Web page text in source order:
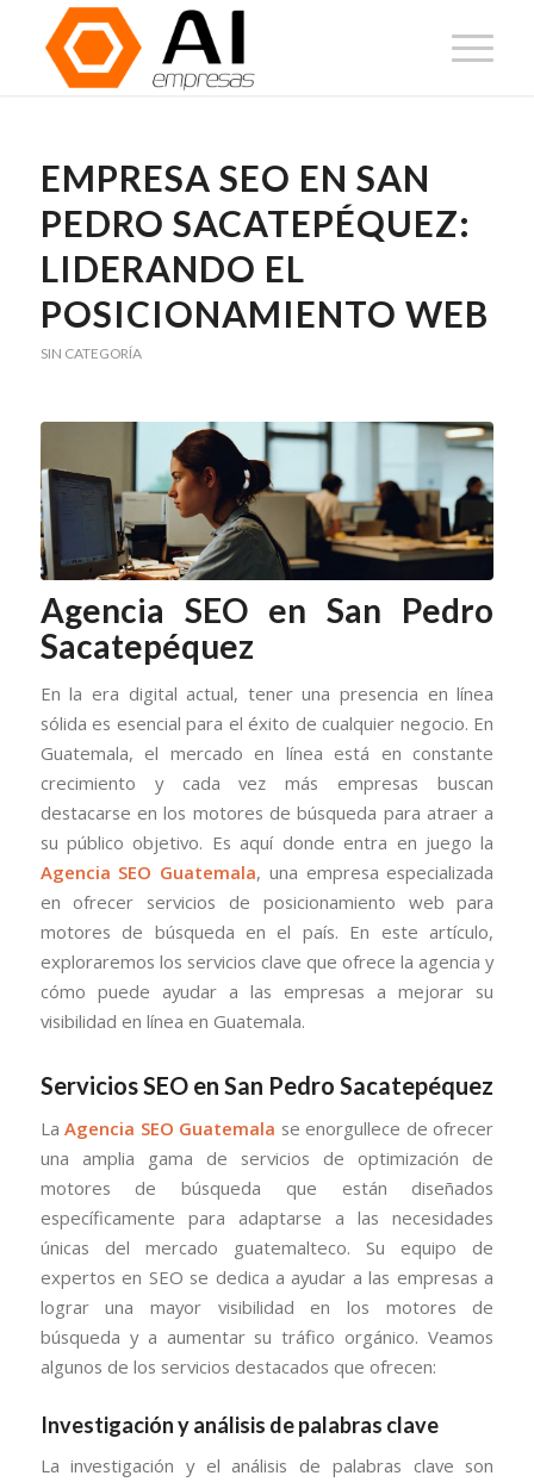
EMPRESA SEO EN SAN
PEDRO SACATEPÉQUEZ:
LIDERANDO EL
POSICIONAMIENTO WEB
SIN CATEGORÍA
Agencia SEO en San Pedro
Sacatepéquez
En la era digital actual, tener una presencia en línea
sólida es esencial para el éxito de cualquier negocio. En
Guatemala, el mercado en línea está en constante
crecimiento y cada vez más empresas buscan
destacarse en los motores de búsqueda para atraer a
su público objetivo. Es aquí donde entra en juego la
Agencia SEO Guatemala, una empresa especializada
en ofrecer servicios de posicionamiento web para
motores de búsqueda en el país. En este artículo,
exploraremos los servicios clave que ofrece la agencia y
cómo puede ayudar a las empresas a mejorar su
visibilidad en línea en Guatemala.
Servicios SEO en San Pedro Sacatepéquez
LaAgencia SEO Guatemala se enorgullece de ofrecer
una amplia gama de servicios de optimización de
motores de búsqueda que están diseñados
específicamente para adaptarse a las necesidades
únicas del mercado guatemalteco. Su equipo de
expertos en SEO se dedica a ayudar a las empresas a
lograr una mayor visibilidad en los motores de
búsqueda y a aumentar su tráfico orgánico. Veamos
algunos de los servicios destacados que ofrecen:
Investigación y análisis de palabras clave
La investigación y el análisis de palabras clave son